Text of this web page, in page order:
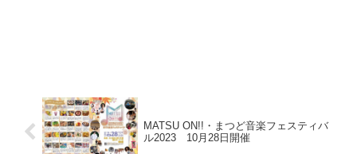
MATSU ON!!・まつど音楽フェスティバ
ル2023 10月28日開催